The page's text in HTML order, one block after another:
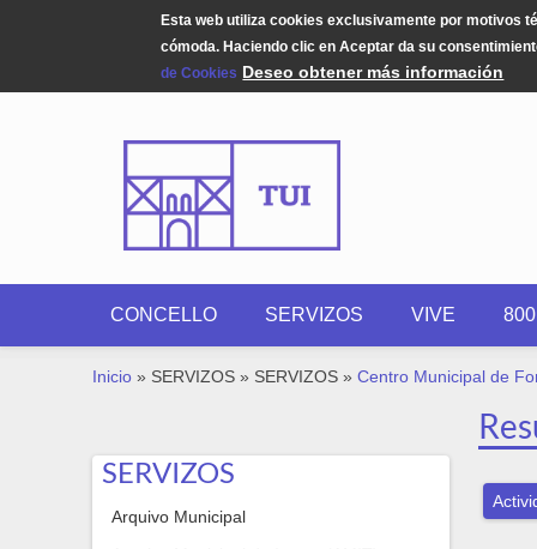
Esta web utiliza cookies exclusivamente por motivos
cómoda. Haciendo clic en Aceptar da su
de Cookies Deseo obtener más información
CONCELLO SERVIZOS VIVE
USTED ESTÁ AQUÍ
Inicio » SERVIZOS » SERVIZOS » Centro Municipal de
SERVIZOS
Arquivo Municipal